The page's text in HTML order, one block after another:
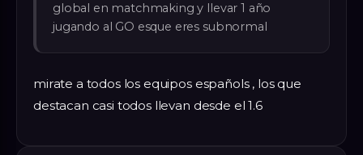
global en matchmaking y llevar 1 año
jugando al GO esque eres subnormal
mirate a todos los equipos españols , los que
destacan casi todos llevan desde el 1.6